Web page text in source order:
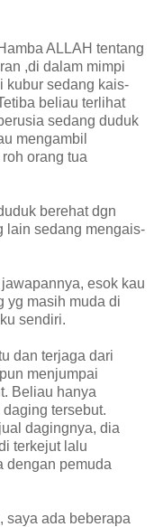
ALLAH tentang
,di dalam mimpi
kubur sedang kais-
beliau terlihat
sedang duduk
mengambil
orang tua
berehat dgn
lain sedang mengais-
esok kau
yg masih muda di
sendiri.
dan terjaga dari
menjumpai
Beliau hanya
tersebut.
dagingnya, dia
terkejut lalu
dengan pemuda
saya ada beberapa